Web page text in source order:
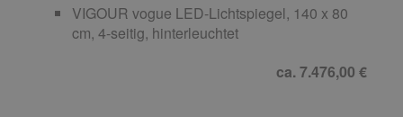
VIGOUR vogue LED-Lichtspiegel, 140 x 80
cm, 4-seitig, hinterleuchtet
ca. 7.476,00 €